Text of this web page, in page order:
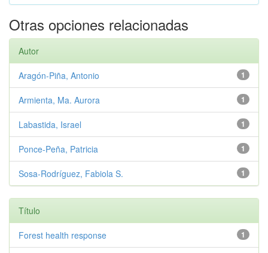
Otras opciones relacionadas
Autor
1
Aragón-Piña, Antonio
1
Armienta, Ma. Aurora
1
Labastida, Israel
1
Ponce-Peña, Patricia
1
Sosa-Rodríguez, Fabiola S.
Título
1
Forest health response